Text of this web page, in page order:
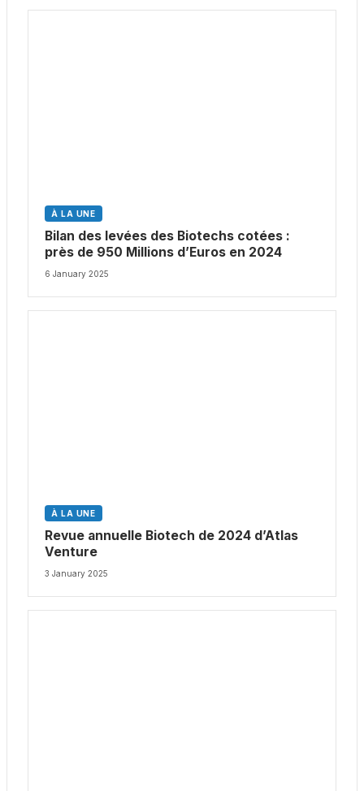
À LA UNE
Bilan des levées des Biotechs cotées :
près de 950 Millions d’Euros en 2024
6 January 2025
À LA UNE
Revue annuelle Biotech de 2024 d’Atlas
Venture
3 January 2025